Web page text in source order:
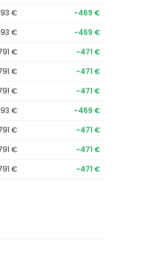
€
−469 €
€
−469 €
€
−471 €
€
−471 €
€
−471 €
€
−469 €
€
−471 €
€
−471 €
€ −471 €